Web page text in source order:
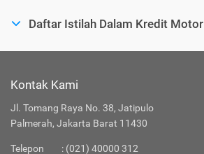
Daftar Istilah Dalam Kredit Motor
Kontak Kami
Jl. Tomang Raya No. 38, Jatipulo
Palmerah, Jakarta Barat 11430
Telepon : (021) 40000 312